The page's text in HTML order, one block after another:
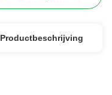
Productbeschrijving